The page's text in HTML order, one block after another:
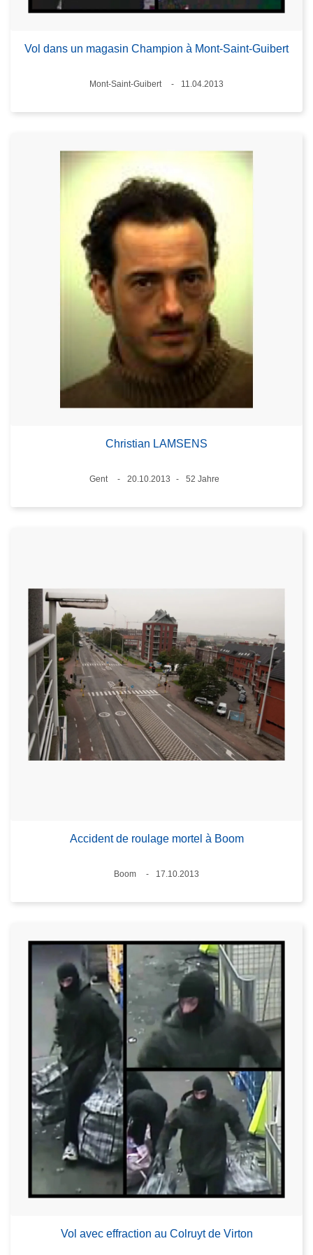
Vol dans un magasin Champion à Mont-Saint-Guibert
Standort
Mont-Saint-Guibert
11.04.2013
Christian LAMSENS
Standort
Gent
20.10.2013
52 Jahre
Accident de roulage mortel à Boom
Standort
Boom
17.10.2013
Vol avec effraction au Colruyt de Virton